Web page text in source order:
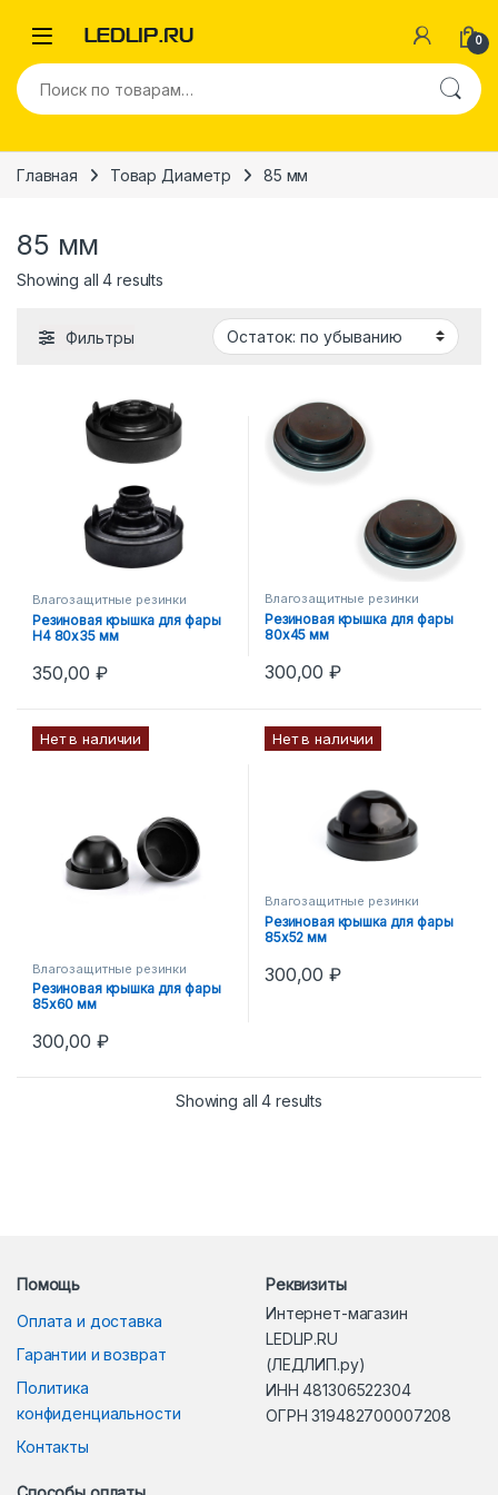
0
Искать:
Главная Товар Диаметр 85 мм
85 мм
Showing all 4 results
Фильтры
Влагозащитные резинки
Резиновая крышка для фары
H4 80х35 мм
350,00₽
Влагозащитные резинки
Резиновая крышка для фары
80х45 мм
300,00₽
Нет в наличии
Влагозащитные резинки
Резиновая крышка для фары
85х60 мм
300,00₽
Нет в наличии
Влагозащитные резинки
Резиновая крышка для фары
85х52 мм
300,00₽
Showing all 4 results
Помощь
Оплата и доставка
Гарантии и возврат
Политика
конфиденциальности
Контакты
Реквизиты
Интернет-магазин
LEDLIP.RU
(ЛЕДЛИП.ру)
ИНН 481306522304
ОГРН 319482700007208